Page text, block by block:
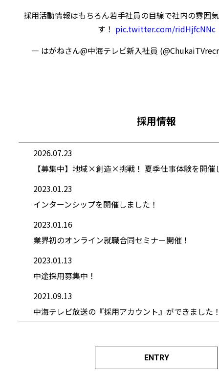
採用活動情報はもちろん若手社員の目線で社内の雰囲
す！ pic.twitter.com/ridHjfcNNc
— はがねさん@中海テレビ新入社員
採用情報
2026.07.23
【募集中】地域×創造×挑戦！ 夏季仕事体験を開催
2023.01.23
インターンシップを開催しました！
2023.01.16
業界初のオンライン就職合同セミナー開催！
2023.01.13
中途採用募集中！
2021.09.13
中海テレビ放送の『採用アカウント』ができました
ENTRY